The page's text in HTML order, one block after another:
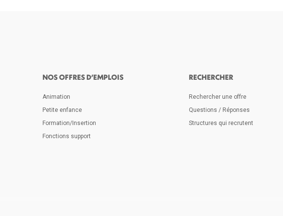
NOS OFFRES D’EMPLOIS
Animation
Petite enfance
Formation/Insertion
Fonctions support
RECHERCHER
Rechercher une offre
Questions / Réponses
Structures qui recrutent